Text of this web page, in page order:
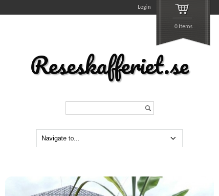
Login
0 Items
Reseskafferiet.se